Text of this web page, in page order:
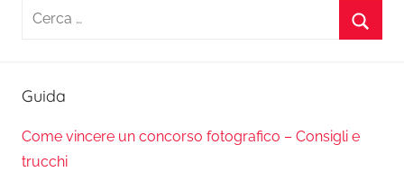
Ricerca
Guida
Come vincere un concorso fotografico – Consigli e
trucchi